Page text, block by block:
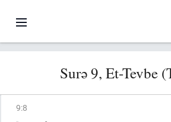
Surə 9, Et-Tevbe
9:8